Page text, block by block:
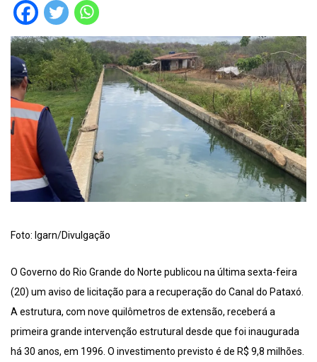
Foto: Igarn/Divulgação
O Governo do Rio Grande do Norte publicou na última sexta-feira
(20) um aviso de licitação para a recuperação do Canal do Pataxó.
A estrutura, com nove quilômetros de extensão, receberá a
primeira grande intervenção estrutural desde que foi inaugurada
há 30 anos, em 1996. O investimento previsto é de R$ 9,8 milhões.